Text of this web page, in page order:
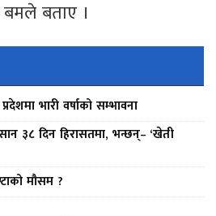
बमले बताए ।
भारी वर्षाको सम्भावना
३८ दिन हिरासतमा, भन्छन्– ‘खेती
मौसम ?